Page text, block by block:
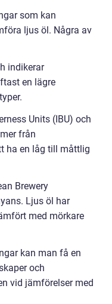
som kan
ljus öl. Några av
indikerar
en lägre
Units (IBU) och
från
ha en låg till måttlig
Brewery
Ljus öl har
med mörkare
kan man få en
och
vid jämförelser med